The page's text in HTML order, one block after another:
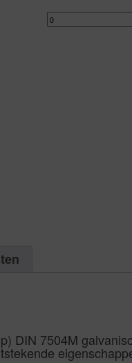
Zelfborendeschroef
cilinderkop
Philipsdrive
DIN 7504M